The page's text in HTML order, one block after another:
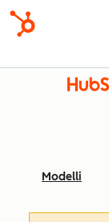
Modelli